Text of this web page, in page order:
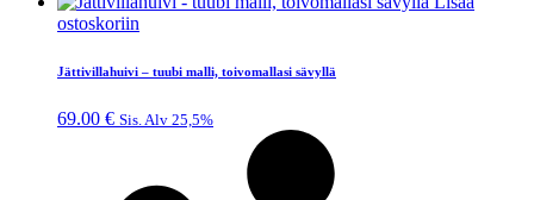
ostoskoriin
Jättivillahuivi – tuubi malli, toivomallasi sävyllä
69.00 € Sis. Alv 25,5%